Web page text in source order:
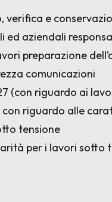
verifica e
ed aziendali
preparazione
comunicazioni
27 (con riguardo ai
riguardo alle
tensione
per i lavori sotto